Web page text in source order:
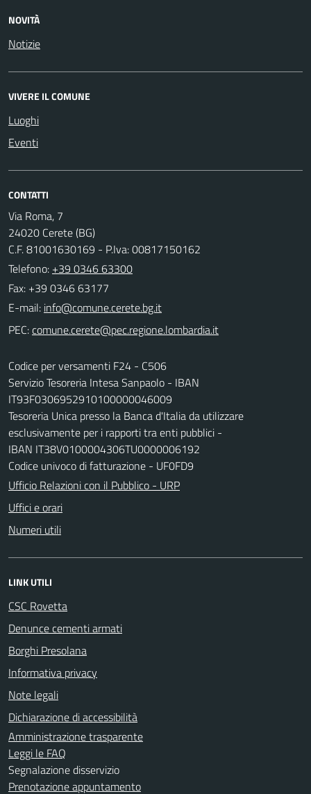
NOVITÀ
Notizie
VIVERE IL COMUNE
Luoghi
Eventi
CONTATTI
Via Roma, 7
24020 Cerete (BG)
C.F. 81001630169 - P.Iva: 00817150162
Telefono: +39 0346 63300
Fax: +39 0346 63177
E-mail:
PEC:
Codice per versamenti F24 - C506
Servizio Tesoreria Intesa Sanpaolo - IBAN
IT93F0306952910100000046009
Tesoreria Unica presso la Banca d'Italia da utilizzare
esclusivamente per i rapporti tra enti pubblici -
IBAN IT38V0100004306TU0000006192
Codice univoco di fatturazione - UF0FD9
Ufficio Relazioni con il Pubblico - URP
Uffici e orari
Numeri utili
LINK UTILI
CSC Rovetta
Denunce cementi armati
Borghi Presolana
Informativa privacy
Note legali
Dichiarazione di accessibilità
Amministrazione trasparente
Leggi le FAQ
Segnalazione disservizio
Prenotazione appuntamento